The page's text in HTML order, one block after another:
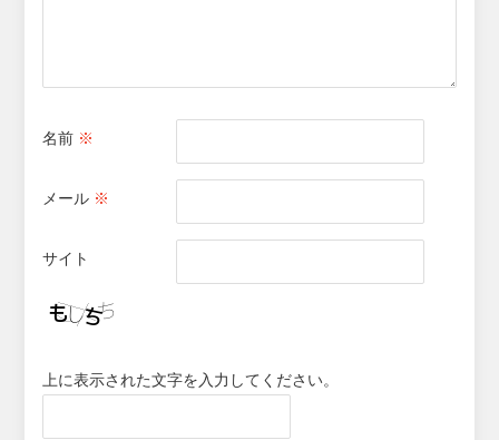
名前 ※
メール ※
サイト
上に表示された文字を入力してください。